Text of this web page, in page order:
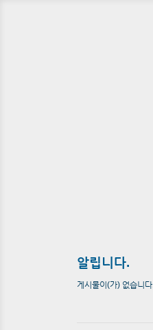
알립니다.
게시물이(가) 없습니다.